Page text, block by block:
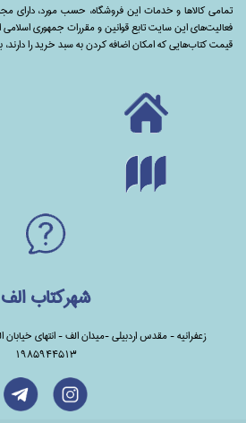
تمامی‌ کالاها و خدمات این فروشگاه، حسب مورد،‌ دارای
فعالیت‌های این سایت تابع قوانین و مقررات جمهوری
قیمت کتاب‌هایی که امکان اضافه کردن به سبد خرید را دارند،‌
شهرکتاب الف
زعفرانیه - مقدس اردبیلی -میدان الف - انتهای
1985944513